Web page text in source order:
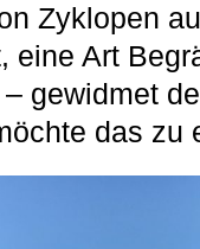
Zyklopen
eine Art
gewidmet
das zu